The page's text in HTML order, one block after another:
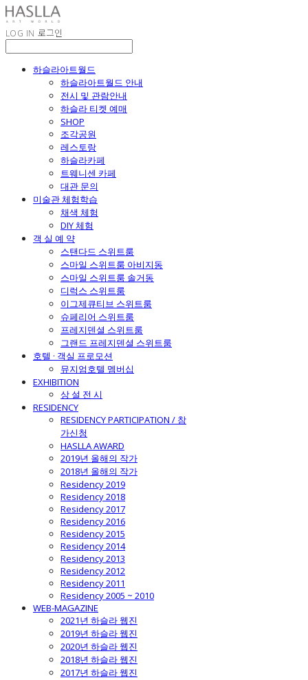
LOG IN 로그인
하슬라아트월드
하슬라아트월드 안내
전시 및 관람안내
하슬라 티켓 예매
SHOP
조각공원
레스토랑
하슬라카페
트웨니센 카페
대관 문의
미술관 체험학습
채색 체험
DIY 체험
객 실 예 약
스탠다드 스위트룸
스마일 스위트룸 아비지동
스마일 스위트룸 솔거동
디럭스 스위트룸
이그제큐티브 스위트룸
슈페리어 스위트룸
프레지덴셜 스위트룸
그랜드 프레지덴셜 스위트룸
호텔 · 객실 프로모션
뮤지엄호텔 멤버십
EXHIBITION
상 설 전 시
RESIDENCY
RESIDENCY PARTICIPATION / 참
가신청
HASLLA AWARD
2019년 올해의 작가
2018년 올해의 작가
Residency 2019
Residency 2018
Residency 2017
Residency 2016
Residency 2015
Residency 2014
Residency 2013
Residency 2012
Residency 2011
Residency 2005 ~ 2010
WEB-MAGAZINE
2021년 하슬라 웹진
2019년 하슬라 웹진
2020년 하슬라 웹진
2018년 하슬라 웹진
2017년 하슬라 웹진